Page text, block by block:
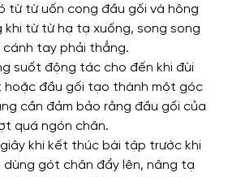
từ từ uốn cong đầu gối và hông
khi từ từ hạ tạ xuống, song song
cánh tay phải thẳng.
suốt động tác cho đến khi đùi
hoặc đầu gối tạo thành một góc
cần đảm bảo rằng đầu gối của
quá ngón chân.
khi kết thúc bài tập trước khi
dùng gót chân đẩy lên, nâng tạ